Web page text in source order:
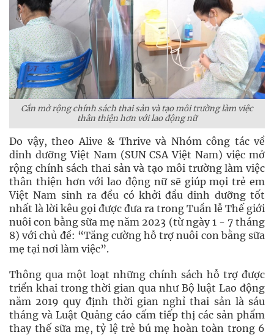
Cần mở rộng chính sách thai sản và tạo môi trường làm việc
thân thiện hơn với lao động nữ
Do vậy, theo Alive & Thrive và Nhóm công tác về
dinh dưỡng Việt Nam (SUN CSA Việt Nam) việc mở
rộng chính sách thai sản và tạo môi trường làm việc
thân thiện hơn với lao động nữ sẽ giúp mọi trẻ em
Việt Nam sinh ra đều có khởi đầu dinh dưỡng tốt
nhất là lời kêu gọi được đưa ra trong Tuần lễ Thế giới
nuôi con bằng sữa mẹ năm 2023 (từ ngày 1 - 7 tháng
8) với chủ đề: “Tăng cường hỗ trợ nuôi con bằng sữa
mẹ tại nơi làm việc”.
Thông qua một loạt những chính sách hỗ trợ được
triển khai trong thời gian qua như Bộ luật Lao động
năm 2019 quy định thời gian nghỉ thai sản là sáu
tháng và Luật Quảng cáo cấm tiếp thị các sản phẩm
thay thế sữa mẹ, tỷ lệ trẻ bú mẹ hoàn toàn trong 6